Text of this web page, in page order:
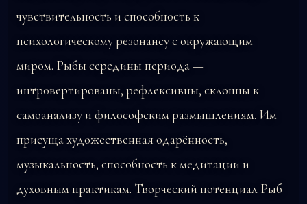
чувствительность и способность к
психологическому резонансу с окружающим
миром. Рыбы середины периода —
интровертированы, рефлексивны, склонны к
самоанализу и философским размышлениям. Им
присуща художественная одарённость,
музыкальность, способность к медитации и
духовным практикам. Творческий потенциал Рыб